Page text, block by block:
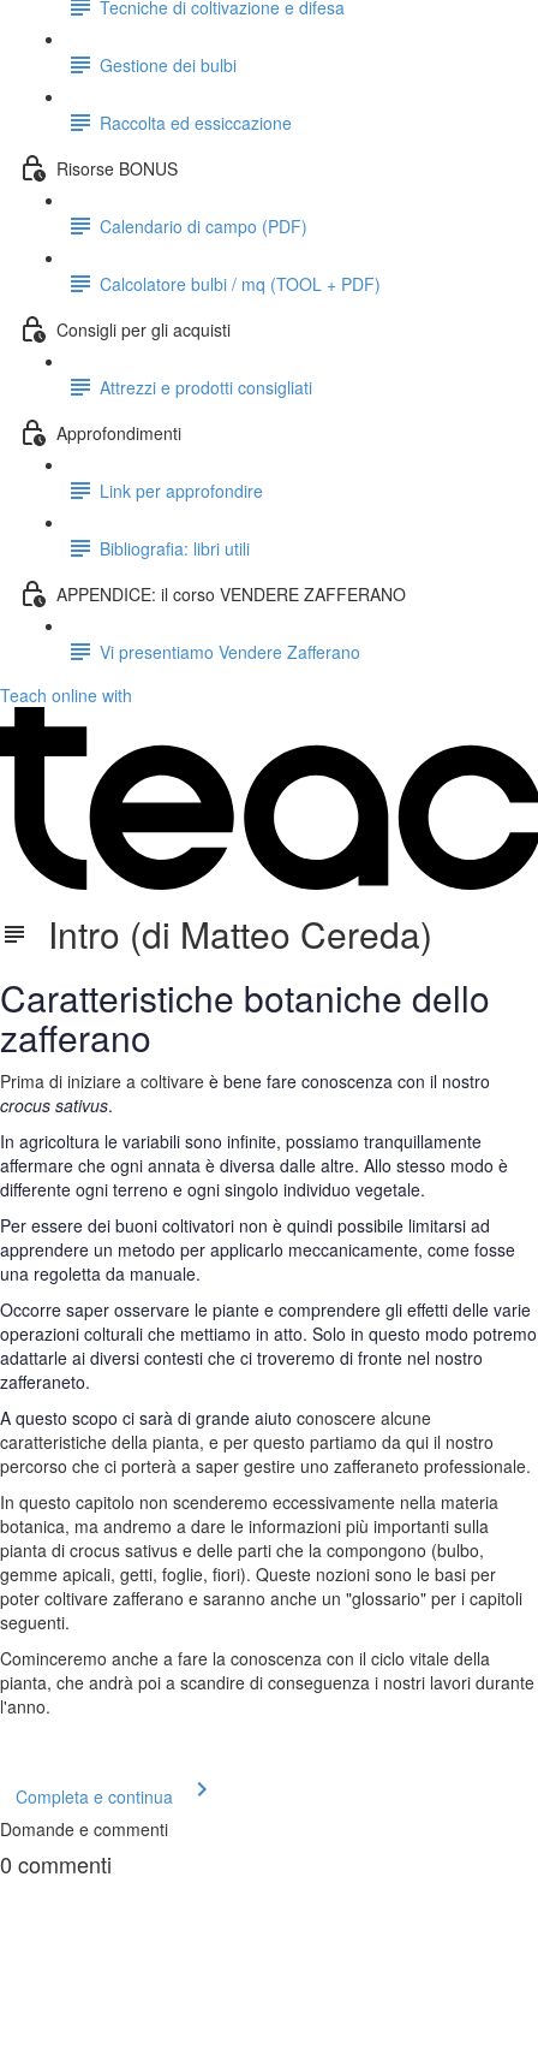
Tecniche di coltivazione e difesa
Gestione dei bulbi
Raccolta ed essiccazione
Risorse BONUS
Calendario di campo (PDF)
Calcolatore bulbi / mq (TOOL + PDF)
Consigli per gli acquisti
Attrezzi e prodotti consigliati
Approfondimenti
Link per approfondire
Bibliografia: libri utili
APPENDICE: il corso VENDERE ZAFFERANO
Vi presentiamo Vendere Zafferano
Teach online with
Intro (di Matteo Cereda)
Caratteristiche botaniche dello
zafferano
Prima di iniziare a coltivare è bene fare conoscenza con il nostro
crocus sativus.
In agricoltura le variabili sono infinite, possiamo tranquillamente
affermare che ogni annata è diversa dalle altre. Allo stesso modo è
differente ogni terreno e ogni singolo individuo vegetale.
Per essere dei buoni coltivatori non è quindi possibile limitarsi ad
apprendere un metodo per applicarlo meccanicamente, come fosse
una regoletta da manuale.
Occorre saper osservare le piante e comprendere gli effetti delle varie
operazioni colturali che mettiamo in atto. Solo in questo modo potremo
adattarle ai diversi contesti che ci troveremo di fronte nel nostro
zafferaneto.
A questo scopo ci sarà di grande aiuto conoscere alcune
caratteristiche della pianta, e per questo partiamo da qui il nostro
percorso che ci porterà a saper gestire uno zafferaneto professionale.
In questo capitolo non scenderemo eccessivamente nella materia
botanica, ma andremo a dare le informazioni più importanti sulla
pianta di crocus sativus e delle parti che la compongono (bulbo,
gemme apicali, getti, foglie, fiori). Queste nozioni sono le basi per
poter coltivare zafferano e saranno anche un "glossario" per i capitoli
seguenti.
Cominceremo anche a fare la conoscenza con il ciclo vitale della
pianta, che andrà poi a scandire di conseguenza i nostri lavori durante
l'anno.
Completa e continua
Domande e commenti
0 commenti